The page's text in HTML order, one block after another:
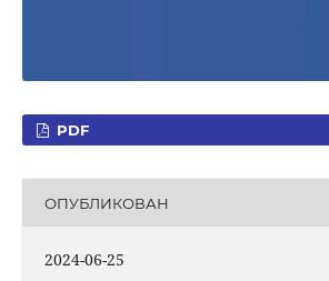
PDF
ОПУБЛИКОВАН
2024-06-25